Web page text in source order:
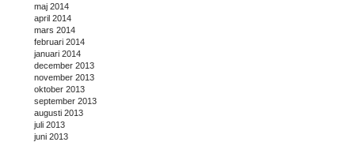
maj 2014
april 2014
mars 2014
februari 2014
januari 2014
december 2013
november 2013
oktober 2013
september 2013
augusti 2013
juli 2013
juni 2013